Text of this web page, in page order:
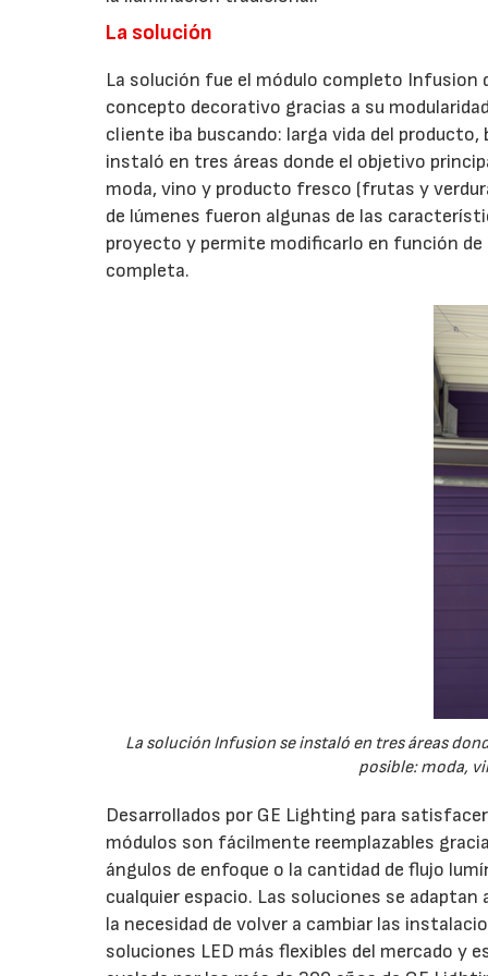
La solución
La solución fue el módulo completo Infusion
concepto decorativo gracias a su
cliente iba buscando: larga vida del
instaló en tres áreas donde el objetivo
moda, vino y producto fresco (frutas y
de lúmenes fueron algunas de las
proyecto y permite modificarlo en función de
completa.
La solución Infusion se instaló en tres áreas
posible: moda,
Desarrollados por GE Lighting para
módulos son fácilmente reemplazables
ángulos de enfoque o la cantidad de flujo
cualquier espacio. Las soluciones se
la necesidad de volver a cambiar las
soluciones LED más flexibles del mercado y